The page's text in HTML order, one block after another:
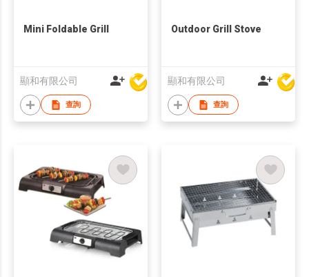
Mini Foldable Grill
顯和有限公司
查詢
Outdoor Grill Stove
顯和有限公司
查詢